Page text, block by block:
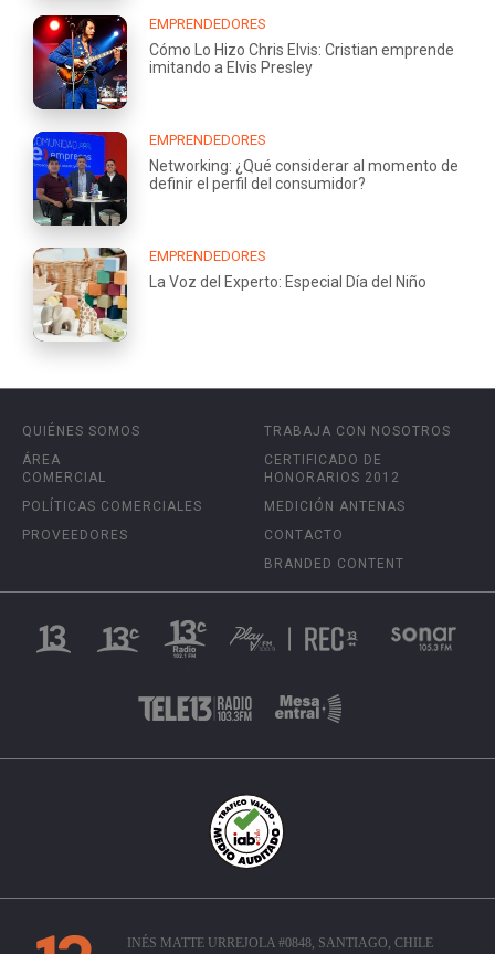
EMPRENDEDORES
Cómo Lo Hizo Chris Elvis: Cristian emprende
imitando a Elvis Presley
EMPRENDEDORES
Networking: ¿Qué considerar al momento de
definir el perfil del consumidor?
EMPRENDEDORES
La Voz del Experto: Especial Día del Niño
QUIÉNES SOMOS
ÁREA
COMERCIAL
POLÍTICAS COMERCIALES
PROVEEDORES
TRABAJA CON NOSOTROS
CERTIFICADO DE
HONORARIOS 2012
MEDICIÓN ANTENAS
CONTACTO
BRANDED CONTENT
INÉS MATTE URREJOLA #0848, SANTIAGO, CHILE